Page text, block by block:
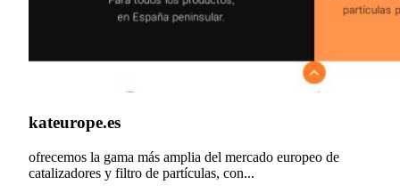
kateurope.es
ofrecemos la gama más amplia del mercado europeo de
catalizadores y filtro de partículas, con...